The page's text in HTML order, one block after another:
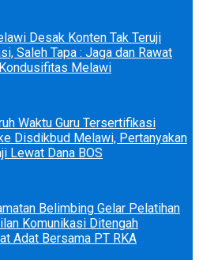
Desak Konten Tak Teruji
Saleh Tapa : Jaga dan Rawat
Melawi
Waktu Guru Tersertifikasi
Disdikbud Melawi, Pertanyakan
Lewat Dana BOS
Belimbing Gelar Pelatihan
Komunikasi Ditengah
Adat Bersama PT RKA